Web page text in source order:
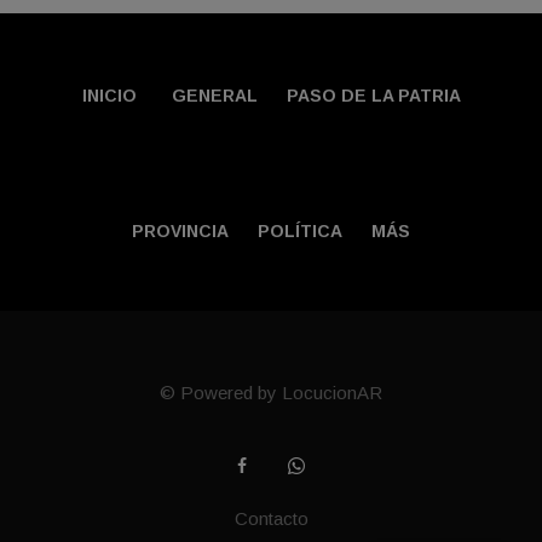
INICIO GENERAL PASO DE LA PATRIA
PROVINCIA POLÍTICA MÁS
© Powered by LocucionAR
Contacto